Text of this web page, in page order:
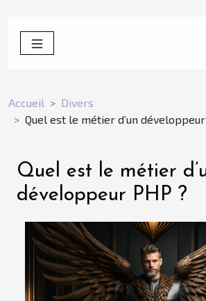
Accueil
Divers
Quel est le métier d’un
Quel est le métier
développeur PHP ?